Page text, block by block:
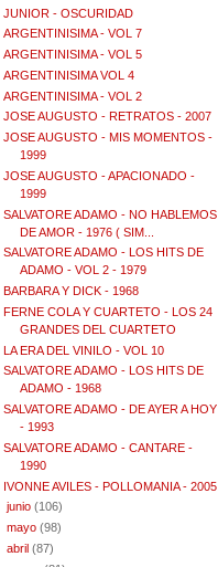
JUNIOR - OSCURIDAD
ARGENTINISIMA - VOL 7
ARGENTINISIMA - VOL 5
ARGENTINISIMA VOL 4
ARGENTINISIMA - VOL 2
JOSE AUGUSTO - RETRATOS - 2007
JOSE AUGUSTO - MIS MOMENTOS -
1999
JOSE AUGUSTO - APACIONADO -
1999
SALVATORE ADAMO - NO HABLEMOS
DE AMOR - 1976 ( SIM...
SALVATORE ADAMO - LOS HITS DE
ADAMO - VOL 2 - 1979
BARBARA Y DICK - 1968
FERNE COLA Y CUARTETO - LOS 24
GRANDES DEL CUARTETO
LA ERA DEL VINILO - VOL 10
SALVATORE ADAMO - LOS HITS DE
ADAMO - 1968
SALVATORE ADAMO - DE AYER A HOY
- 1993
SALVATORE ADAMO - CANTARE -
1990
IVONNE AVILES - POLLOMANIA - 2005
junio (106)
mayo (98)
abril (87)